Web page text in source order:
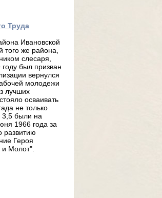
Труда
Ивановской
того же района,
слесаря,
был призван
вернулся
молодежи
лучших
осваивать
не только
3,5 были на
1966 года за
развитию
Героя
Молот".